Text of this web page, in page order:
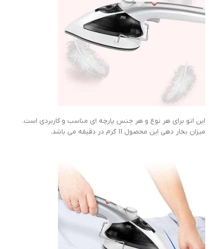
این اتو برای هر نوع و هر جنس پارچه ای مناسب و کاربردی است.
میزان بخار دهی این محصول 11 گرم در دقیقه می باشد.